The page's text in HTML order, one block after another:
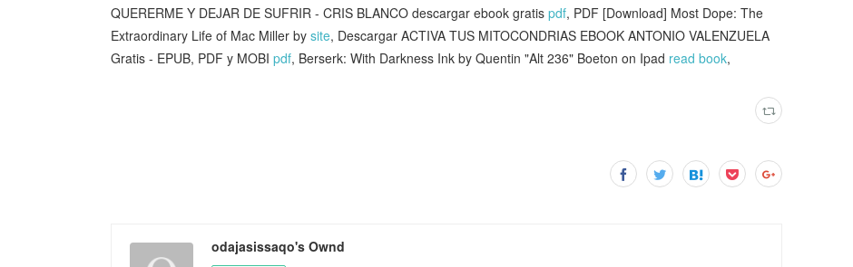
QUERERME Y DEJAR DE SUFRIR - CRIS BLANCO descargar ebook gratis pdf, PDF [Download] Most Dope: The
Extraordinary Life of Mac Miller by site, Descargar ACTIVA TUS MITOCONDRIAS EBOOK ANTONIO VALENZUELA
Gratis - EPUB, PDF y MOBI pdf, Berserk: With Darkness Ink by Quentin "Alt 236" Boeton on Ipad read book,
odajasissaqo's Ownd